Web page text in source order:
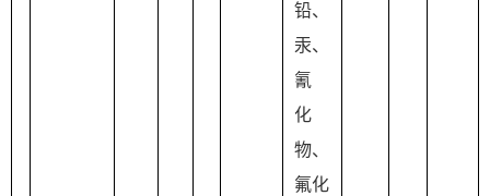
铅、
汞、
氰
化
物、
氟化